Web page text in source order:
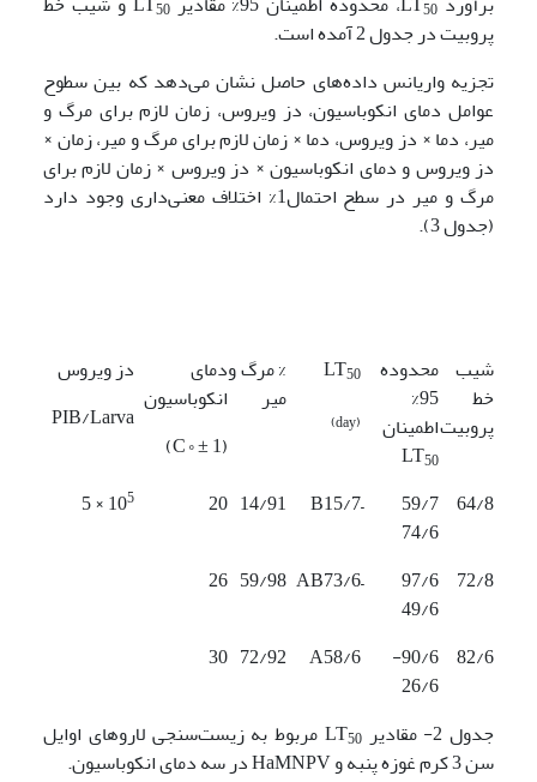
50
50
پروبیت در جدول 2 آمده است.
تجزیه واریانس داده‌های حاصل نشان می‌دهد که بین سطوح
عوامل دمای انکوباسیون، دز ویروس، زمان لازم برای مرگ و
میر، دما × دز ویروس، دما × زمان لازم برای مرگ و میر، زمان ×
دز ویروس و دمای انکوباسیون × دز ویروس × زمان لازم برای
مرگ و میر در سطح احتمال1% اختلاف معنی‌داری وجود دارد
(جدول 3).
شیب
خط
پروبیت
محدوده
95%
اطمینان
LT50
LT50
(day)
% مرگ و
میر
دمای
انکوباسیون
(1 ± C
º
)
دز ویروس
PIB/Larva
64/8
59/7 –
74/6
B15/7
14/91
20
105
× 5
72/8
97/6 –
49/6
AB73/6
59/98
26
82/6
90/6-
26/6
A58/6
72/92
30
جدول 2- مقادیر LT 50
مربوط به زیست‌سنجی لاروهای اوایل
سن 3 کرم غوزه پنبه و HaMNPV در سه دمای انکوباسیون.